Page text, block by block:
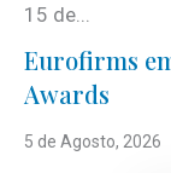
15 de...
Eurofirms
Awards
5 de Agosto, 2026